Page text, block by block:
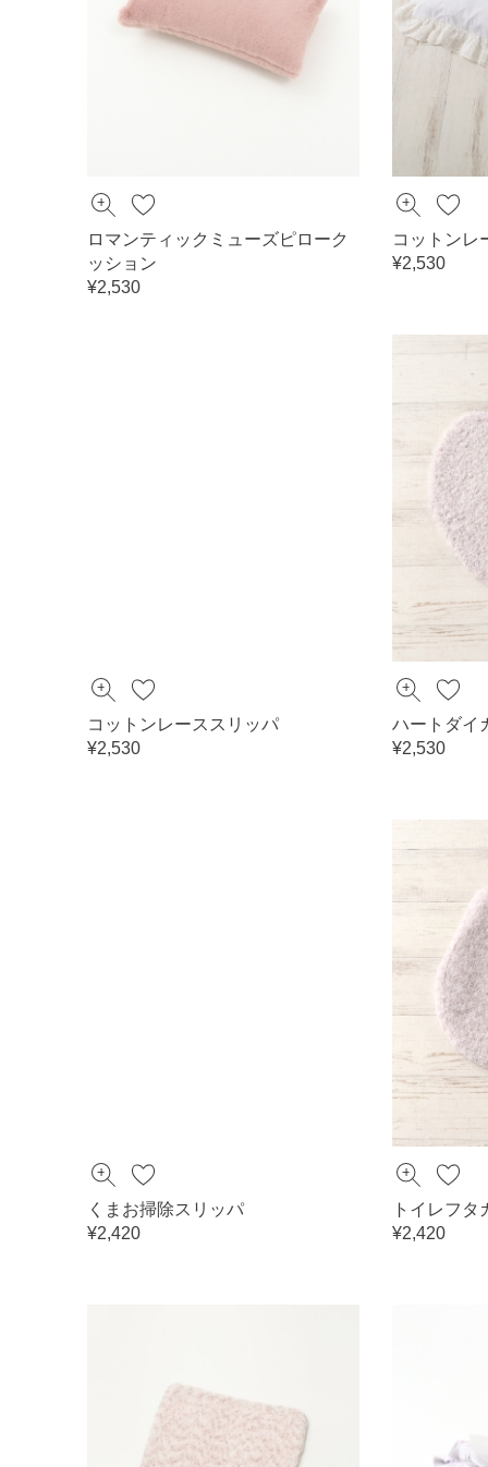
ロマンティックミューズピローク
ッション
¥2,530
コットンレ
¥2,530
コットンレーススリッパ
¥2,530
ハートダイ
¥2,530
くまお掃除スリッパ
¥2,420
トイレフタ
¥2,420